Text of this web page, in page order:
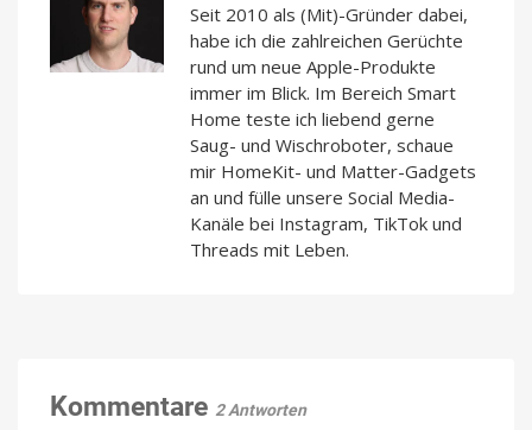
Seit 2010 als (Mit)-Gründer dabei,
habe ich die zahlreichen Gerüchte
rund um neue Apple-Produkte
immer im Blick. Im Bereich Smart
Home teste ich liebend gerne
Saug- und Wischroboter, schaue
mir HomeKit- und Matter-Gadgets
an und fülle unsere Social Media-
Kanäle bei Instagram, TikTok und
Threads mit Leben.
Kommentare 2 Antworten